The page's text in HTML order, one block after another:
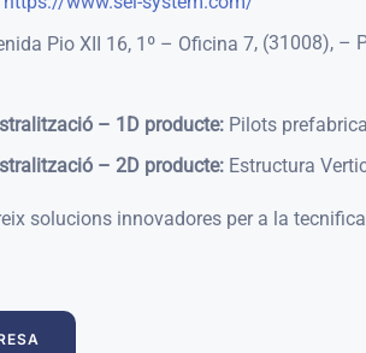
Pio XII 16, 1º – Oficina 7, (31008), –
– 1D producte:Pilots
– 2D producte:Estructura
solucions innovadores per a la